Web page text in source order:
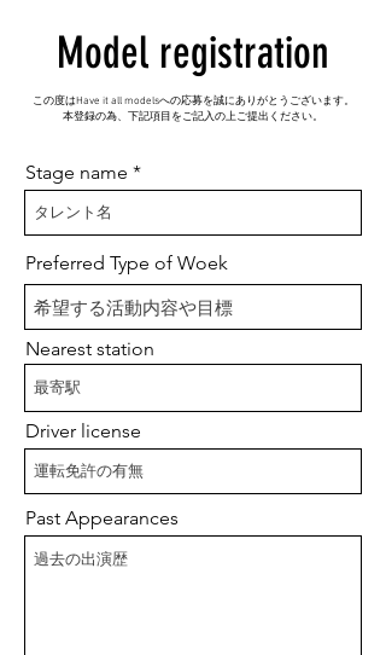
Model registration
この度はHave it all modelsへの応募を誠にありがとうございます。
​本登録の為、下記項目をご記入の上ご提出ください。
Stage name
Preferred Type of Woek
Nearest station
Driver license
Past Appearances